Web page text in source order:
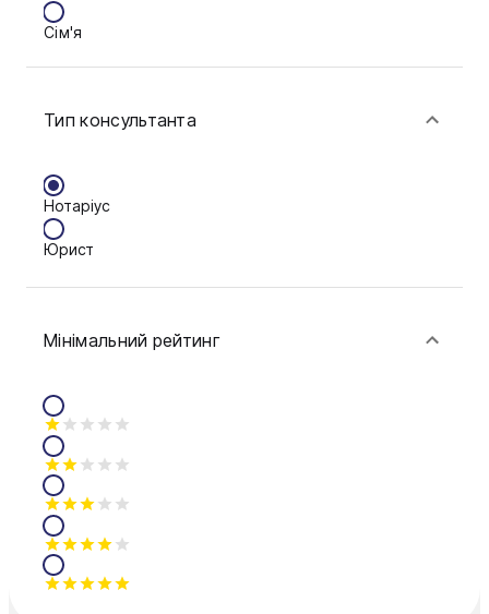
Сім'я
Тип консультанта
Нотаріус
Юрист
Мінімальний рейтинг